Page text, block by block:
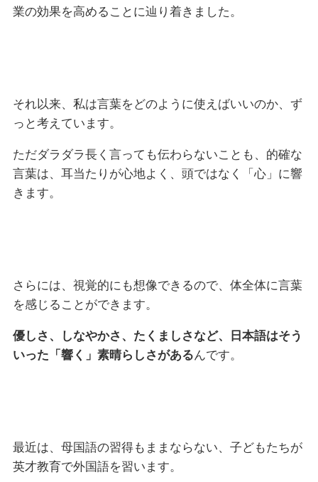
業の効果を高めることに辿り着きました。
それ以来、私は言葉をどのように使えばいいのか、ず
っと考えています。
ただダラダラ長く言っても伝わらないことも、的確な
言葉は、耳当たりが心地よく、頭ではなく「心」に響
きます。
さらには、視覚的にも想像できるので、体全体に言葉
を感じることができます。
優しさ、しなやかさ、たくましさなど、日本語はそう
いった「響く」素晴らしさがあるんです。
最近は、母国語の習得もままならない、子どもたちが
英才教育で外国語を習います。